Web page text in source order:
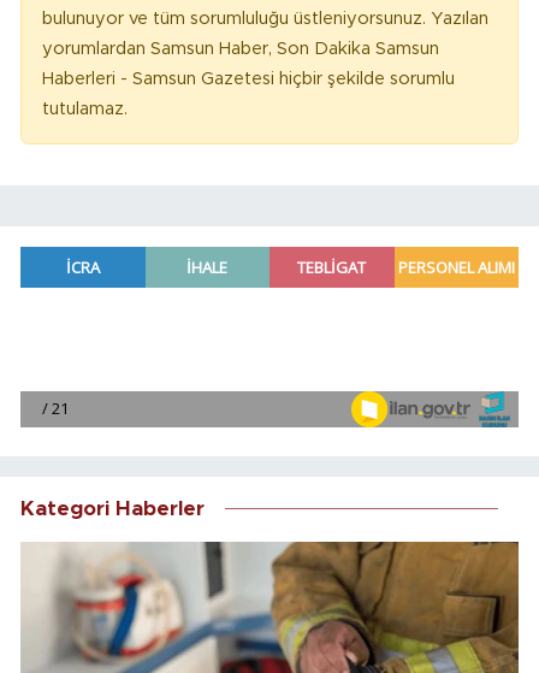
bulunuyor ve tüm sorumluluğu üstleniyorsunuz. Yazılan
yorumlardan Samsun Haber, Son Dakika Samsun
Haberleri - Samsun Gazetesi hiçbir şekilde sorumlu
tutulamaz.
Kategori Haberler